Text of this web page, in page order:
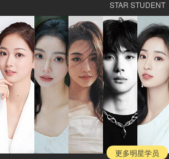
STAR STUDENT
更多明星学员